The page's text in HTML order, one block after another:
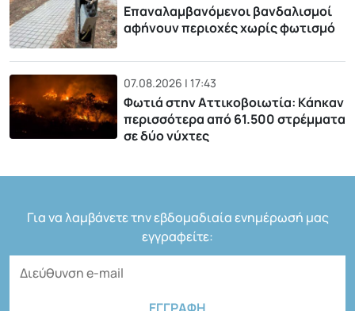
Επαναλαμβανόμενοι βανδαλισμοί
αφήνουν περιοχές χωρίς φωτισμό
07.08.2026 | 17:43
Φωτιά στην Αττικοβοιωτία: Kάηκαν
περισσότερα από 61.500 στρέμματα
σε δύο νύχτες
Για να λαμβάνετε την εβδομαδιαία ενημέρωσή μας
εγγραφείτε: